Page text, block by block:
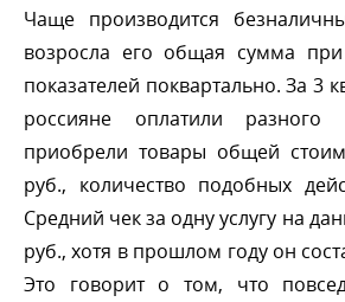
Чаще производится
озросла его общая сумма при
показателей поквартально. За 3
россияне оплатили
приобрели товары общей
руб., количество подобных
Средний чек за одну услугу на
руб., хотя в прошлом году он
Это говорит о том, что